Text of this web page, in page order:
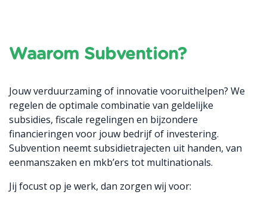
Waarom Subvention?
Jouw verduurzaming of innovatie vooruithelpen? We
regelen de optimale combinatie van geldelijke
subsidies, fiscale regelingen en bijzondere
financieringen voor jouw bedrijf of investering.
Subvention neemt subsidietrajecten uit handen, van
eenmanszaken en mkb’ers tot multinationals.
Jij focust op je werk, dan zorgen wij voor: